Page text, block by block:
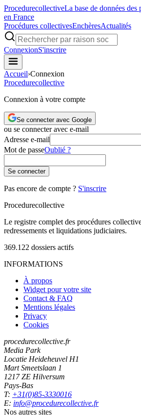
ProcedurecollectiveLa base de données
en France
Procédures collectivesEnchèresActualités
ConnexionS'inscrire
Accueil›Connexion
Procedurecollective
Connexion à votre compte
Se connecter avec Google
ou se connecter avec e-mail
Adresse e-mail
Mot de passeOublié ?
Se connecter
Pas encore de compte ? S'inscrire
Procedurecollective
Le registre complet des procédures
redressements et liquidations judiciaires.
369.122 dossiers actifs
INFORMATIONS
À propos
Widget pour votre site
Contact & FAQ
Mentions légales
Privacy
Cookies
procedurecollective.fr
Media Park
Locatie Heideheuvel H1
Mart Smeetslaan 1
1217 ZE Hilversum
Pays-Bas
T: +31(0)85-3330016
E: info@procedurecollective.fr
Nos autres sites